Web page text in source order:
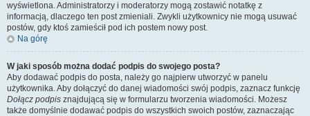
wyświetlona. Administratorzy i moderatorzy mogą zostawić notatkę z
informacją, dlaczego ten post zmieniali. Zwykli użytkownicy nie mogą usuwać
postów, gdy ktoś zamieścił pod ich postem nowy post.
Na górę
W jaki sposób można dodać podpis do swojego posta?
Aby dodawać podpis do posta, należy go najpierw utworzyć w panelu
użytkownika. Aby dołączyć do danej wiadomości swój podpis, zaznacz funkcję
Dołącz podpis znajdującą się w formularzu tworzenia wiadomości. Możesz
także domyślnie dodawać podpis do wszystkich swoich postów, zaznaczając